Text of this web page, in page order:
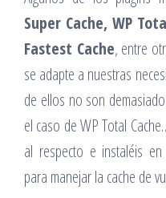
Super Cache, WP
Fastest Cache, entre
se adapte a nuestras
de ellos no son
el caso de WP Total
al respecto e instaléis en
para manejar la cache de